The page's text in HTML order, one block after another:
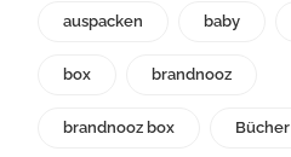
auspacken baby
box brandnooz
brandnooz box Bücher